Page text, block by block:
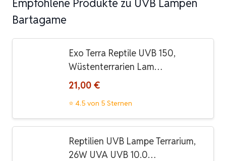
Empfohlene Produkte zu UVB Lampen
Bartagame
Exo Terra Reptile UVB 150,
Wüstenterrarien Lam…
21,00 €
⭐ 4.5 von 5 Sternen
Reptilien UVB Lampe Terrarium,
26W UVA UVB 10.0…